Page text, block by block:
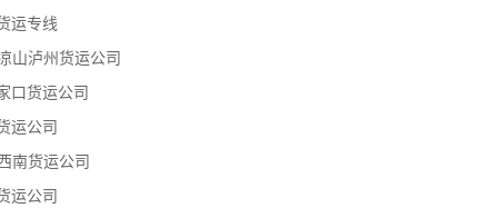
运专线
山泸州货运公司
口货运公司
运公司
南货运公司
运公司